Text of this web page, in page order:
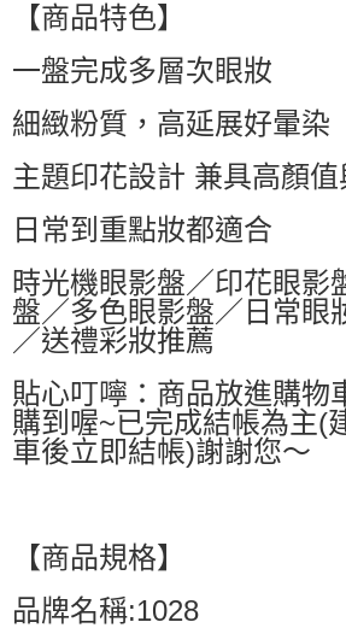
萊爾富取貨付款
每筆NT$60，滿NT$599(含以上)免運費
付款後萊爾富取貨
每筆NT$60，滿NT$599(含以上)免運費
7-11付款取貨
每筆NT$60，滿NT$599(含以上)免運費
付款後7-11取貨
每筆NT$60，滿NT$599(含以上)免運費
宅配
每筆NT$80，滿NT$799(含以上)免運費
【商品特色】
一盤完成多層次眼妝
細緻粉質，高延展好暈染
主題印花設計 兼具高顏
日常到重點妝都適合
時光機眼影盤／印花眼影
盤／多色眼影盤／日常眼
／送禮彩妝推薦
貼心叮嚀：商品放進購物
購到喔~已完成結帳為主(
車後立即結帳)謝謝您～
【商品規格】
品牌名稱:1028